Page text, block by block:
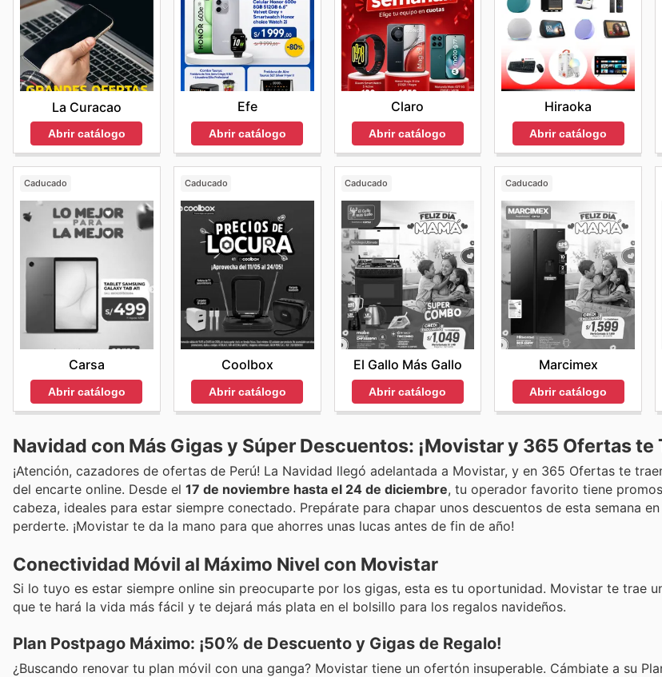
La Curacao
Abrir catálogo
Efe
Abrir catálogo
Claro
Abrir catálogo
Hiraoka
Abrir catálogo
Caducado
Carsa
Abrir catálogo
Caducado
Coolbox
Abrir catálogo
Caducado
El Gallo Más Gallo
Abrir catálogo
Caducado
Marcimex
Abrir catálogo
Navidad con Más Gigas y Súper Descuentos: ¡Movistar y 365 Ofertas te
¡Atención, cazadores de ofertas de Perú! La Navidad llegó adelantada a Movistar, y en 365 Ofertas te
del encarte online. Desde el 17 de noviembre hasta el 24 de diciembre, tu operador favorito tiene
cabeza, ideales para estar siempre conectado. Prepárate para chapar unos descuentos de esta semana
perderte. ¡Movistar te da la mano para que ahorres unas lucas antes de fin de año!
Conectividad Móvil al Máximo Nivel con Movistar
Si lo tuyo es estar siempre online sin preocuparte por los gigas, esta es tu oportunidad. Movistar te trae
que te hará la vida más fácil y te dejará más plata en el bolsillo para los regalos navideños.
Plan Postpago Máximo: ¡50% de Descuento y Gigas de Regalo!
¿Buscando renovar tu plan móvil con una ganga? Movistar tiene un ofertón insuperable. Cámbiate a su